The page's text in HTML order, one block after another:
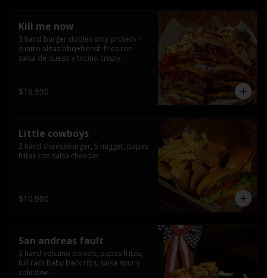
Kill me now
3 hand burger dobles only protein +
cuatro alitas bbq+frensh fries con
salsa de queso y tocino crispy.
$18.990
Little cowboys
2 hand cheeseburger, 5 nugget, papas
fritas con salsa cheedar
$10.990
San andreas fault
3 hand volcano daniels, papas fritas,
full rack baby back ribs, salsa sour y
coleslaw.